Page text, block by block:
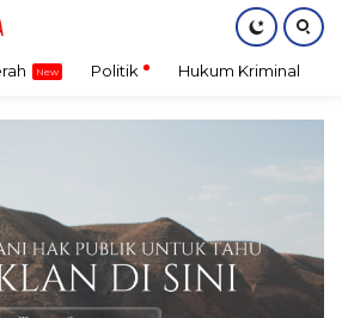
Politik Hukum Kriminal